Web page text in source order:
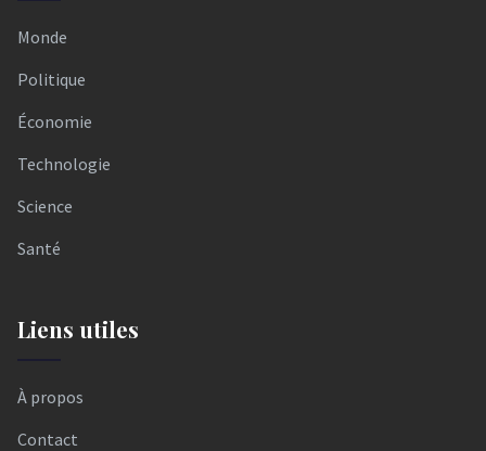
Monde
Politique
Économie
Technologie
Science
Santé
Liens utiles
À propos
Contact